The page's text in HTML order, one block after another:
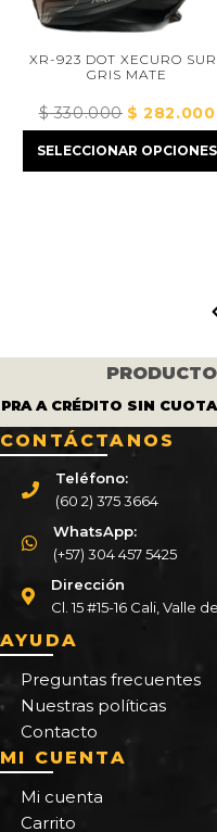
XR-923 DOT XECURO
GRIS MATE
$330.000 El
precio
original
$ 282.000
SELECCIONAR OPCIONES
A CRÉDITO SIN CUOTA
CONTÁCTANOS
Teléfono:
(60 2) 375 3664
WhatsApp:
(+57) 304 457 5425
Dirección
Cl. 15 #15-16 Cali, Valle
AYUDA
Preguntas frecuentes
Nuestras políticas
Contacto
MI CUENTA
Mi cuenta
Carrito